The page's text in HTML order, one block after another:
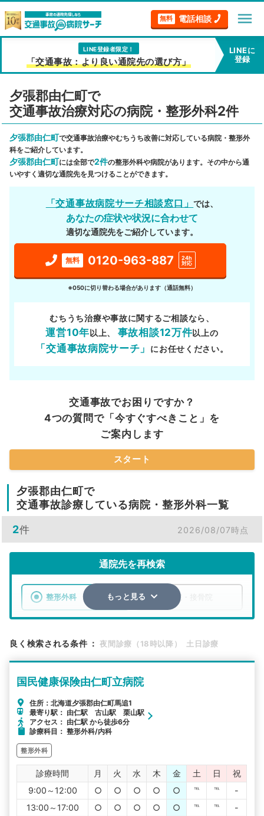
無料 電話相談 menu
LINE登録者限定！
「交通事故：より良い通院先の選び方」
LINEに
登録
夕張郡由仁町で
交通事故治療対応の病院・整形外科2件
夕張郡由仁町で交通事故治療やむちうち改善に対応している病院・整形外
科をご紹介しています。
夕張郡由仁町には全部で2件の整形外科や病院があります。その中から通
いやすく適切な通院先を見つけることができます。
「交通事故病院サーチ相談窓口」では、
あなたの症状や状況に合わせて
適切な通院先をご紹介しています。
無料 0120-963-887
24h
対応
※050に切り替わる場合があります（通話無料）
むちうち治療や事故に関するご相談なら、
運営10年以上、 事故相談12万件以上の
「交通事故病院サーチ」 にお任せください。
交通事故でお困りですか？
4つの質問で「今すぐすべきこと」を
ご案内します
スタート
夕張郡由仁町で
交通事故診療している病院・整形外科一覧
2件 2026/08/07時点
通院先を再検索
整形外科 整骨院・接骨院
検索する
詳細条件で絞り込む
その他の検索方法
駅から探す
もっと見る
良く検索される条件 ： 夜間診療（18時以降） 土日診療
国民健康保険由仁町立病院
住所：北海道夕張郡由仁町馬追1
最寄り駅： 由仁駅 古山駅 栗山駅
アクセス： 由仁駅 から徒歩6分
診療科目： 整形外科/内科
整形外科
診療時間 月 火 水 木 金 土 日
祝
9:00～12:00
○ ○ ○ ○ ○ ℡ ℡
-
13:00～17:00
○ ○ ○ ○ ○ ℡ ℡ -